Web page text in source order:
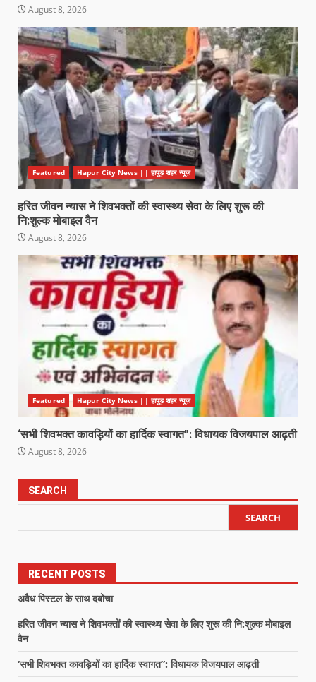
August 8, 2026
Featured Hapur City News || हापुड़ शहर न्यूज़
हरित जीवन न्यास ने शिवभक्तों की स्वास्थ्य सेवा के लिए शुरू की
नि:शुल्क मोबाइल वैन
August 8, 2026
Featured Hapur City News || हापुड़ शहर न्यूज़
‘सभी शिवभक्त कावड़ियों का हार्दिक स्वागत”: विधायक विजयपाल आढ़ती
August 8, 2026
SEARCH
SEARCH
RECENT POSTS
अवैध पिस्टल के साथ दबोचा
हरित जीवन न्यास ने शिवभक्तों की स्वास्थ्य सेवा के लिए शुरू की नि:शुल्क मोबाइल
वैन
‘सभी शिवभक्त कावड़ियों का हार्दिक स्वागत”: विधायक विजयपाल आढ़ती